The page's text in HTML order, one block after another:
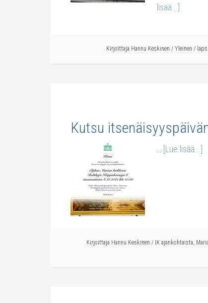
lisää...]
Kirjoittaja Hannu Keskinen / Yleinen /
Kutsu
[Lue lisää...]
Kirjoittaja Hannu Keskinen / IK ajankohtaista,